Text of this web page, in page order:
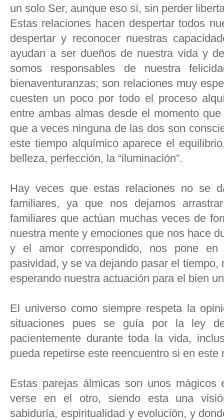
un solo Ser, aunque eso sí, sin perder
Estas relaciones hacen despertar todos
despertar y reconocer nuestras
ayudan a ser dueños de nuestra vida y
somos responsables de nuestra
bienaventuranzas; son relaciones muy
cuesten un poco por todo el proceso
entre ambas almas desde el momento
que a veces ninguna de las dos son
este tiempo alquímico aparece el
belleza, perfección, la “iluminación”.
Hay veces que estas relaciones no se
familiares, ya que nos dejamos
familiares que actúan muchas veces de
nuestra mente y emociones que nos hace
y el amor correspondido, nos pone
pasividad, y se va dejando pasar el tiempo,
esperando nuestra actuación para el bien
El universo como siempre respeta la
situaciones pues se guía por la ley
pacientemente durante toda la vida,
pueda repetirse este reencuentro si en este
Estas parejas álmicas son unos
verse en el otro, siendo esta una
sabiduría, espiritualidad y evolución, y